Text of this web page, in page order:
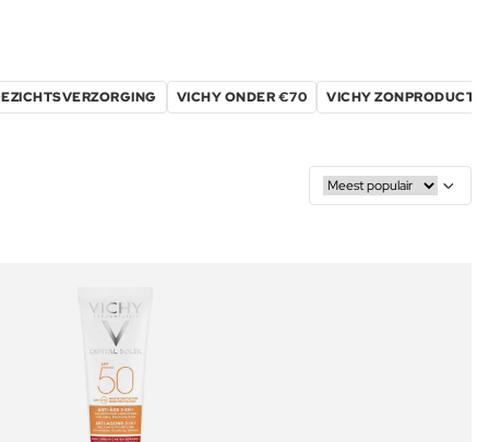
VICHY ONDER €70 VICHY